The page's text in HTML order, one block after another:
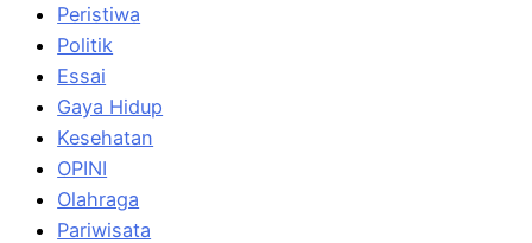
Peristiwa
Politik
Essai
Gaya Hidup
Kesehatan
OPINI
Olahraga
Pariwisata